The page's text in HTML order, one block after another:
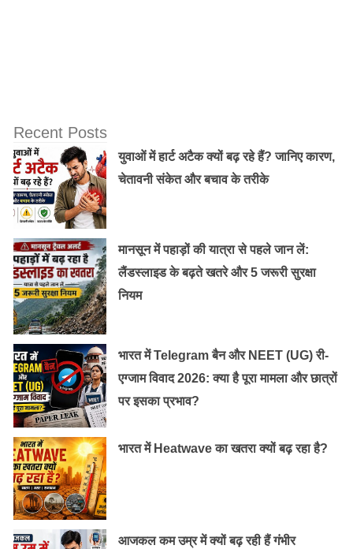
Recent Posts
युवाओं में हार्ट अटैक क्यों बढ़ रहे हैं? जानिए कारण,
चेतावनी संकेत और बचाव के तरीके
मानसून में पहाड़ों की यात्रा से पहले जान लें:
लैंडस्लाइड के बढ़ते खतरे और 5 जरूरी सुरक्षा
नियम
भारत में Telegram बैन और NEET (UG) री-
एग्जाम विवाद 2026: क्या है पूरा मामला और छात्रों
पर इसका प्रभाव?
भारत में Heatwave का खतरा क्यों बढ़ रहा है?
आजकल कम उम्र में क्यों बढ़ रही हैं गंभीर